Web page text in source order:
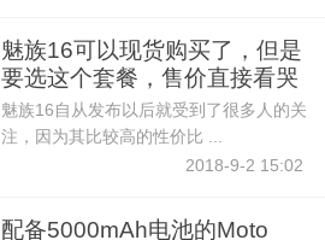
魅族16可以现货购买了，但是
要选这个套餐，售价直接看哭
魅族16自从发布以后就受到了很多人的关
注，因为其比较高的性价比 ...
2018-9-2 15:02
配备5000mAh电池的Moto